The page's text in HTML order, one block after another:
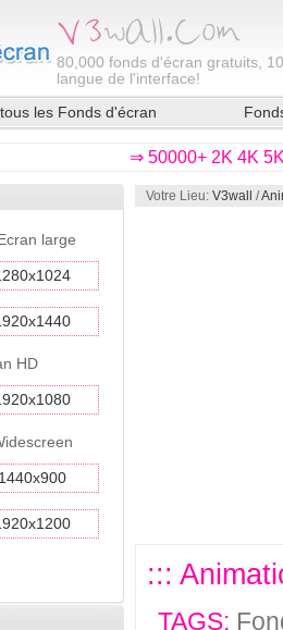
80,000 fonds d'écran gratuits,
langue de l'interface!
tous les Fonds d'écran
⇒ 50000+ 2K 4K
large
HD
1440x900
Votre Lieu: V3wall /
:::
TAGS: